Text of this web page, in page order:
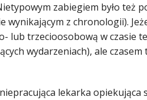
zabiegiem było też
wynikającym z chronologii).
lub trzecioosobową w czasie
wydarzeniach), ale
lekarka opiekująca